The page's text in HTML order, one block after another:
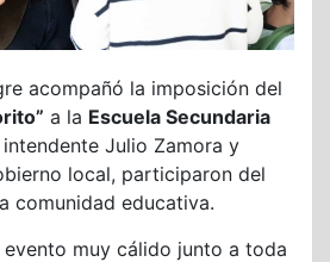
acompañó la imposición del
a la Escuela Secundaria
intendente Julio Zamora y
local, participaron del
comunidad educativa.
evento muy cálido junto a toda